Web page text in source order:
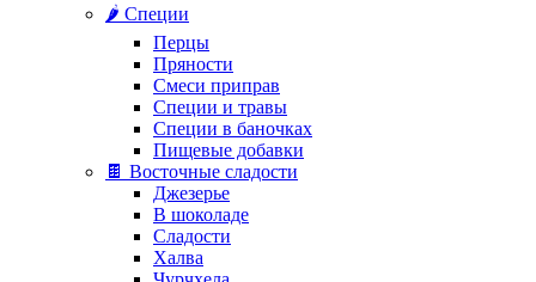
🌶️ Специи
Перцы
Пряности
Смеси приправ
Специи и травы
Специи в баночках
Пищевые добавки
🍫 Восточные сладости
Джезерье
В шоколаде
Сладости
Халва